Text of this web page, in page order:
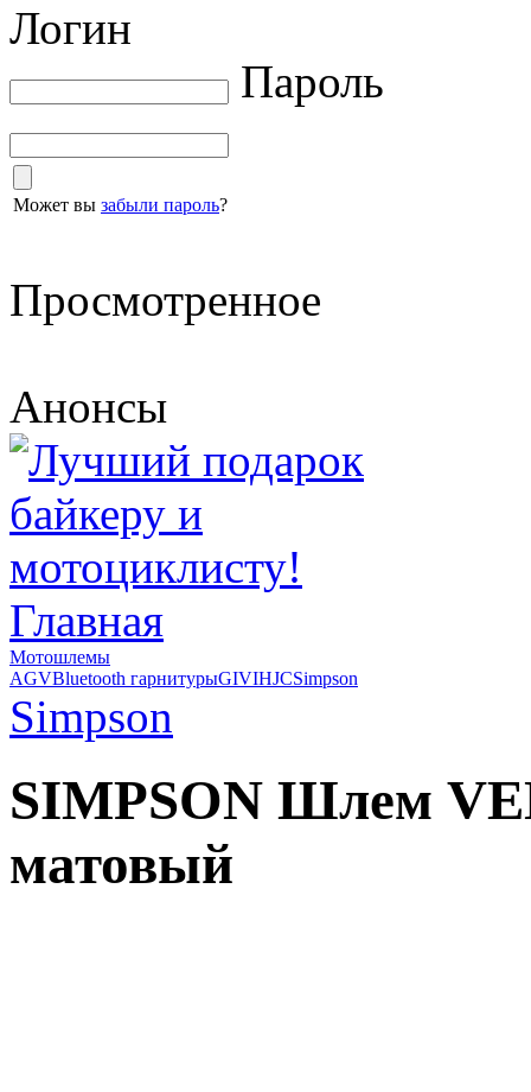
Логин
Пароль
Может вы забыли пароль?
Просмотренное
Анонсы
Главная
Мотошлемы
AGVBluetooth гарнитурыGIVIHJCSimpson
Simpson
SIMPSON Шлем
матовый